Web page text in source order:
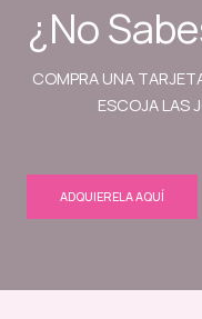
¿No
COMPRA UNA
ESCOJA LAS
ADQUIERELA AQUÍ